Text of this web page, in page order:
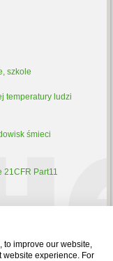
szkole
temperatury ludzi
śmieci
21CFR Part11
to improve our website,
website experience. For